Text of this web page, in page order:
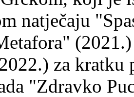
natječaju
za kratku
"Zdravko